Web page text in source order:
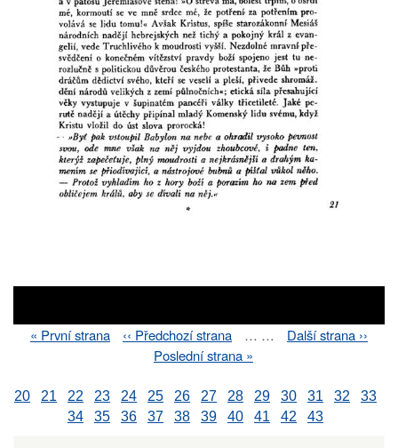
First
« První strana
Previous
‹‹ Předchozí strana … …
Next
Další strana ››
Last
Poslední strana »
20 21 22 23 24 25 26 27 28 29 30 31 32
33
34
35 36 37 38 39 40 41 42 43